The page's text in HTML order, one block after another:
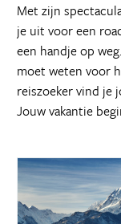
Met zijn
je uit voor een
een handje op
moet weten voor
reiszoeker vind je
Jouw vakantie